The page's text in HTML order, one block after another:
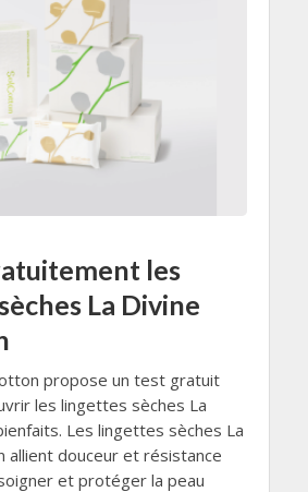
les
La Divine
propose un test gratuit
les lingettes sèches La
Les lingettes sèches La
allient douceur et résistance
et protéger la peau